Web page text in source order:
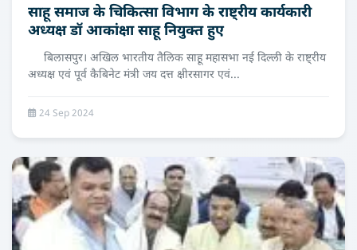
साहू समाज के चिकित्सा विभाग के राष्ट्रीय कार्यकारी
अध्यक्ष डॉ आकांक्षा साहू नियुक्त हुए
बिलासपुर। अखिल भारतीय तैलिक साहू महासभा नई दिल्ली के राष्ट्रीय
अध्यक्ष एवं पूर्व कैबिनेट मंत्री जय दत्त क्षीरसागर एवं...
24 Sep 2024